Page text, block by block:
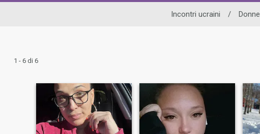
Incontri ucraini / Donne
1 - 6 di 6